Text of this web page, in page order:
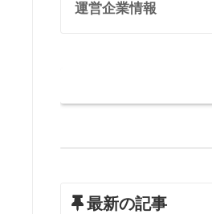
運営企業情報
最新の記事